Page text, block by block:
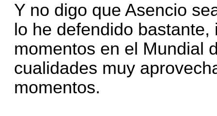
Y no digo que Asencio
lo he defendido
momentos en el Mundial
cualidades muy
momentos.